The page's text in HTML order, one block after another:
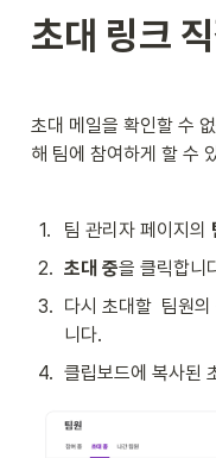
초대 링크
초대 메일을 확인할 수
해 팀에 참여하게 할 수
1. 팀 관리자 페이지의
2. 초대 중을 클릭합니
3. 다시 초대할  팀원의
니다.
4. 클립보드에 복사된